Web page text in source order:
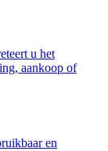
u het
aankoop of
en